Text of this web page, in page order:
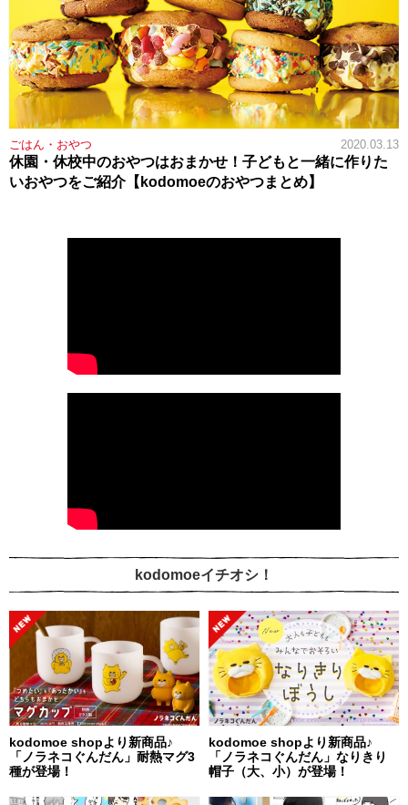
ごはん・おやつ 2020.03.13
休園・休校中のおやつはおまかせ！子どもと一緒に作りた
いおやつをご紹介【kodomoeのおやつまとめ】
kodomoeイチオシ！
kodomoe shopより新商品♪
「ノラネコぐんだん」耐熱マグ3
種が登場！
kodomoe shopより新商品♪
「ノラネコぐんだん」なりきり
帽子（大、小）が登場！